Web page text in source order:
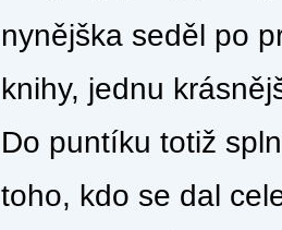
nynějška seděl po
knihy, jednu
Do puntíku totiž
toho, kdo se dal